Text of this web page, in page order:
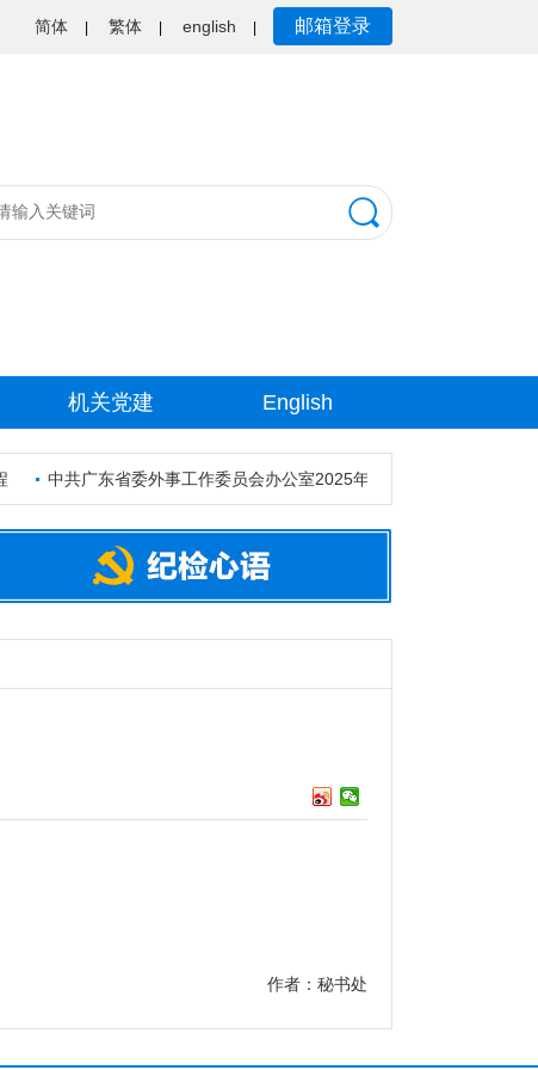
简体 繁体 english 邮箱登录
机关党建 English
中共广东省委外事工作委员会办公室2025年考试录用公务员资格审
作者：秘书处